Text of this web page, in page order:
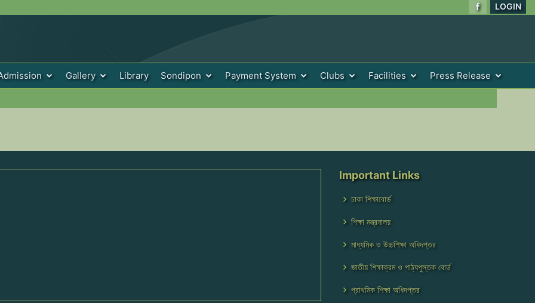
LOGIN
Gallery Library Sondipon Payment System Clubs Facilities Press Release
Important Links
ঢাকা শিক্ষাবোর্ড
শিক্ষা মন্ত্রনালয়
মাধ্যমিক ও উচ্চশিক্ষা অধিদপ্তর
জাতীয় শিক্ষাক্রম ও পাঠ্যপুস্তক বোর্ড
প্রাথমিক শিক্ষা অধিদপ্তর